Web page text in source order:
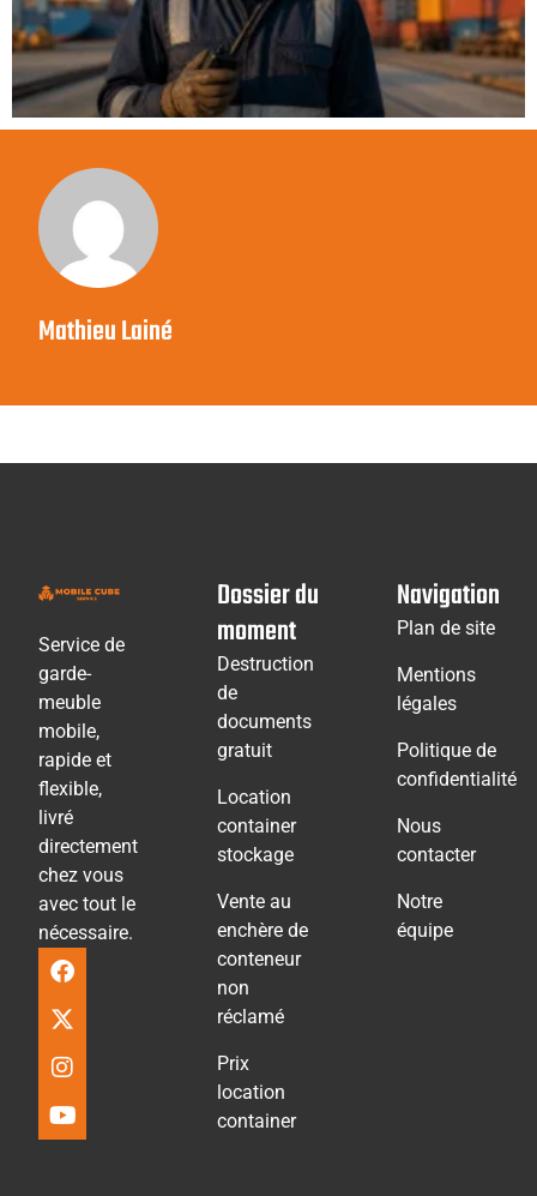
Mathieu Lainé
Service de
garde-
meuble
mobile,
rapide et
flexible,
livré
directement
chez vous
avec tout le
nécessaire.
Dossier du
moment
Destruction
de
documents
gratuit
Location
container
stockage
Vente au
enchère de
conteneur
non
réclamé
Prix
location
container
Navigation
Plan de site
Mentions
légales
Politique de
confidentialité
Nous
contacter
Notre
équipe